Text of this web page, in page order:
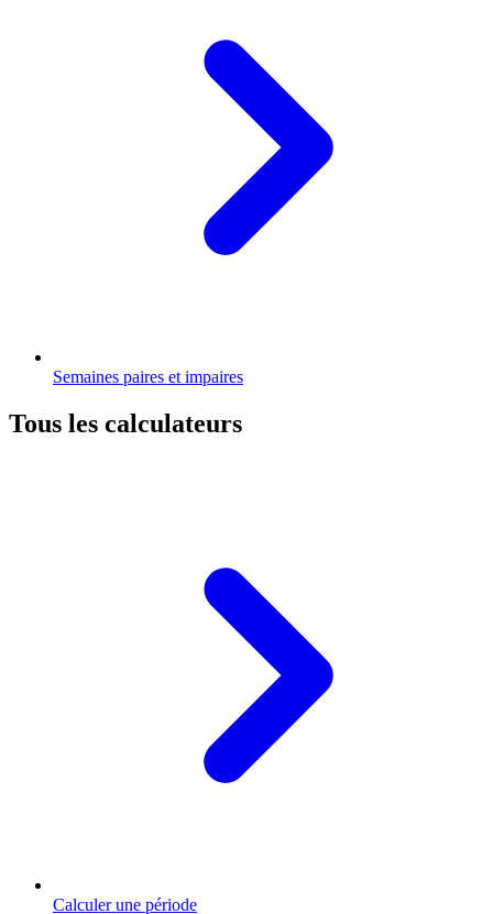
Semaines paires et impaires
Tous les calculateurs
Calculer une période